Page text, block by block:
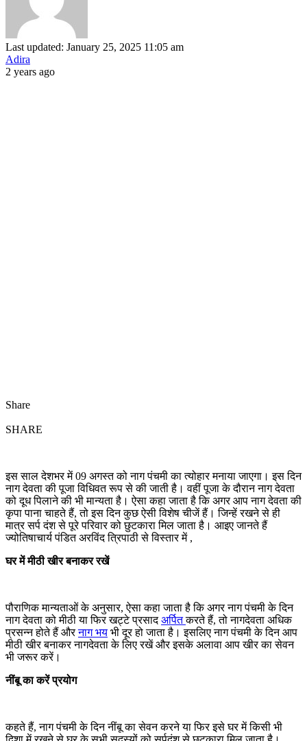
Last updated: January 25, 2025 11:05 am
Adira
2 years ago
Share
SHARE
इस साल देशभर में 09 अगस्त को नाग पंचमी का त्योहार मनाया जाएगा। इस दिन
नाग देवता की पूजा विधिवत रूप से की जाती है। वहीं पूजा के दौरान नाग देवता
को दूध पिलाने की भी मान्यता है। ऐसा कहा जाता है कि अगर आप नाग देवता की
कृपा पाना चाहते हैं, तो इस दिन कुछ ऐसी विशेष चीजें हैं। जिन्हें रखने से ही
मात्र सर्प दंश से पूरे परिवार को छुटकारा मिल जाता है। आइए जानते हैं
ज्योतिषाचार्य पंडित अरविंद त्रिपाठी से विस्तार में ,
घर में मीठी खीर बनाकर रखें
पौराणिक मान्यताओं के अनुसार, ऐसा कहा जाता है कि अगर नाग पंचमी के दिन
नाग देवता को मीठी या फिर खट्टे प्रसादअर्पितकरते हैं, तो नागदेवता अधिक
प्रसन्न होते हैं औरनाग भय भी दूर हो जाता है। इसलिए नाग पंचमी के दिन आप
मीठी खीर बनाकर नागदेवता के लिए रखें और इसके अलावा आप खीर का सेवन
भी जरूर करें।
नींबू का करें प्रयोग
कहते हैं, नाग पंचमी के दिन नींबू का सेवन करने या फिर इसे घर में किसी भी